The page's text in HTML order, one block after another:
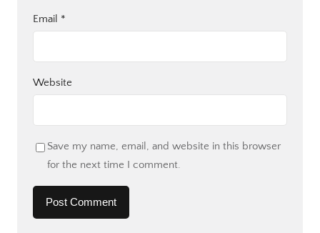
Email *
Website
Save my name, email, and website in this browser
for the next time I comment.